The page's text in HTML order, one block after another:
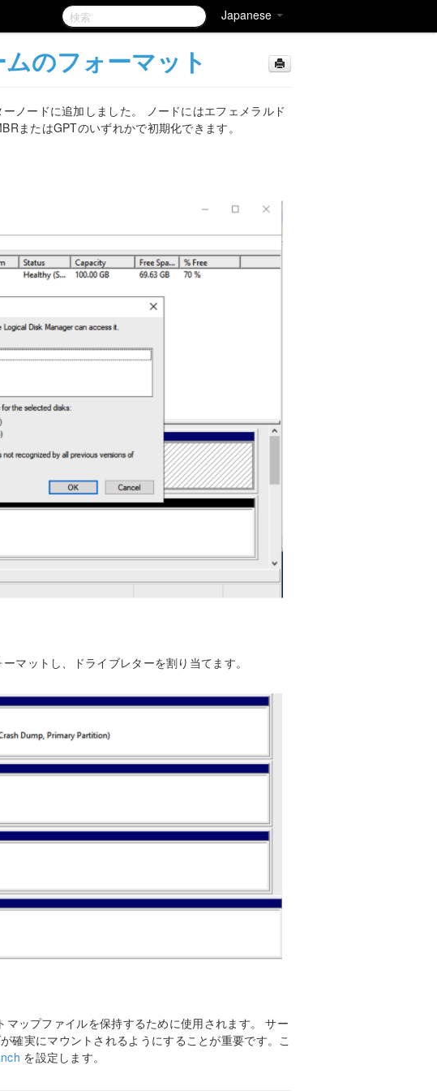
Japanese
のフォーマット
ノードに追加しました。 ノードにはエフェメラルド
またはGPTのいずれかで初期化できます。
マットし、ドライブレターを割り当てます。
ップファイルを保持するために使用されます。 サー
確実にマウントされるようにすることが重要です。こ
を設定します。